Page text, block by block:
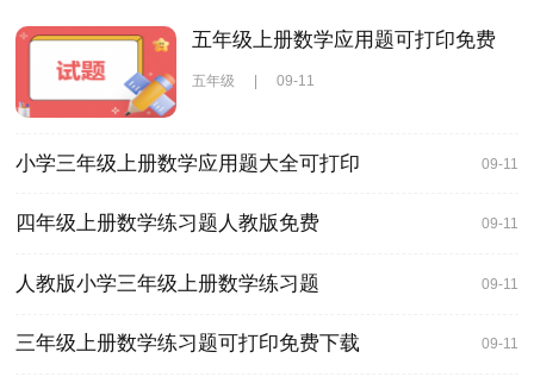
五年级上册数学应用题可打印免费
五年级 09-11
小学三年级上册数学应用题大全可打印 09-11
四年级上册数学练习题人教版免费 09-11
人教版小学三年级上册数学练习题 09-11
三年级上册数学练习题可打印免费下载 09-11